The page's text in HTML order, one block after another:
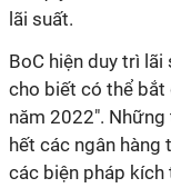
lãi suất.
BoC hiện duy trì
cho biết có thể bắt
năm 2022".
hết các ngân
các biện pháp